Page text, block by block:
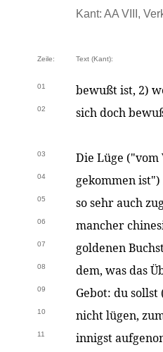
Kant: AA VIII,
Zeile: Text (Kant):
01 bewußt ist, 2)
02 sich doch
03 Die Lüge ("vom
04 gekommen
05 so sehr auch
06 mancher
07 goldenen
08 dem, was das
09 Gebot: du
10 nicht lügen,
11 innigst